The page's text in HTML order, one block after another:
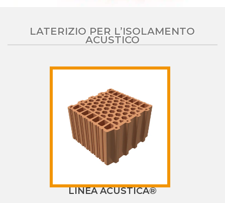
LATERIZIO PER L’ISOLAMENTO
ACUSTICO
LINEA ACUSTICA®